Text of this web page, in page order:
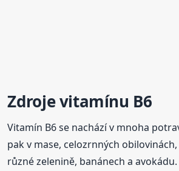
Zdroje vitamínu B6
Vitamín B6 se nachází v mnoha
pak v mase, celozrnných
různé zelenině, banánech a